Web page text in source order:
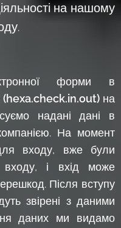
на нашому
.
форми в
(hexa.check.in.out) на
надані дані в
На момент
входу, вже були
і вхід може
Після вступу
звірені з даними
даних ми видамо